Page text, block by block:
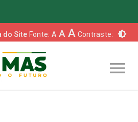
do Site Fonte: A A A Contraste: brightness_6
menu